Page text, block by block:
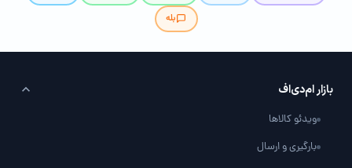
بله
بازار ام‌دی‌اف
ویدئو کالاها
بارگیری و ارسال